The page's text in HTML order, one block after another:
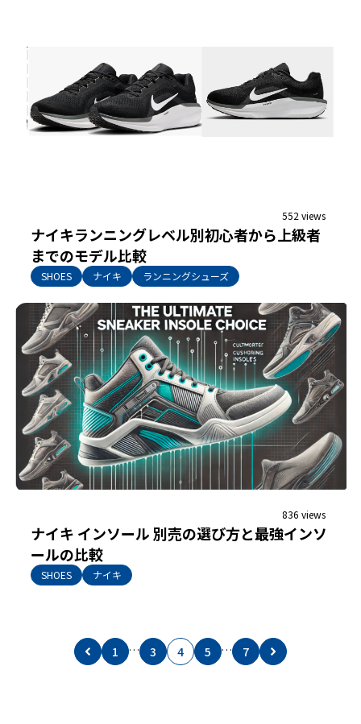
552 views
ナイキランニングレベル別初心者から上級者
までのモデル比較
SHOES ナイキ ランニングシューズ
836 views
ナイキ インソール 別売の選び方と最強インソ
ールの比較
SHOES ナイキ
1 … 3 4 5 … 7